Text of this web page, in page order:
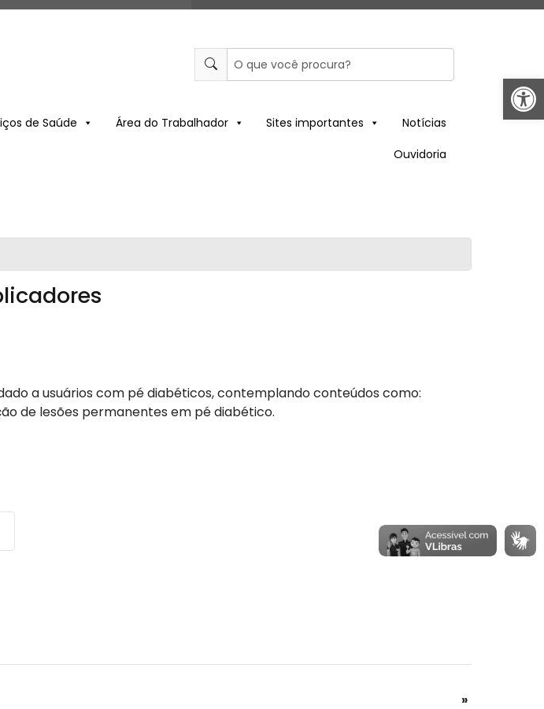
Abrir
de Saúde Área do Trabalhador Sites importantes
Notícias
Ouvidoria
a usuários com pé diabéticos, contemplando conteúdos como:
de lesões permanentes em pé diabético.
»